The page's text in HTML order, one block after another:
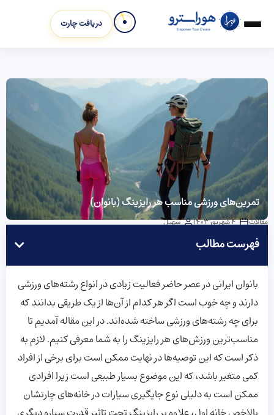
دریافت چارت
تمرین‌های ورزشی مناسب هر رایزینگ (بانوان)
مقالات 4 شهریور 1403 سهیل
فهرست مطالب
بانوان ایرانی در عصر حاضر فعالیت زیادی در انواع رشته‌های ورزشی
دارند و چه خوب است اگر هر کدام از آن‌ها از یک طریقی بدانند که
برای چه رشته‌های ورزشی ساخته شده‌اند. در این مقاله آمدیم تا
مناسب‌ترین ورزش‌های هر رایزینگ را به شما معرفی کنیم. لازم به
ذکر است که این توصیه‌ها در نهایت ممکن است برای برخی از افراد
کمی متغیر باشد، که این موضوع بسیار طبیعی است زیرا افرادی
ممکن است به دلیلی نوع جایگیری سیارات در خانه‌های چارتشان